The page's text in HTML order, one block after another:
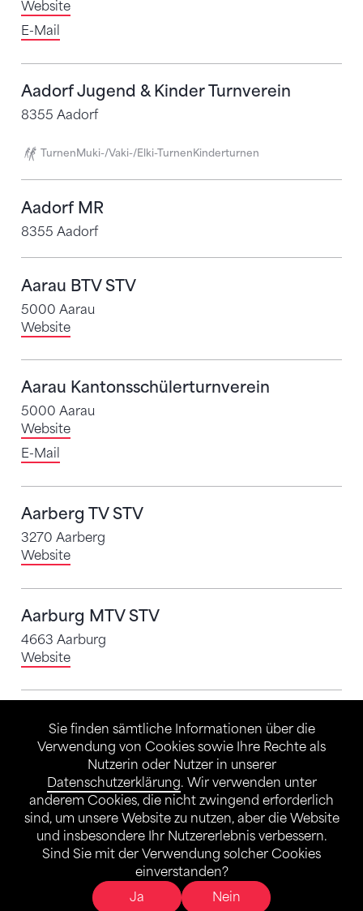
Sie finden sämtliche Informationen über die
Verwendung von Cookies sowie Ihre Rechte als
Nutzerin oder Nutzer in unserer
Datenschutzerklärung. Wir verwenden unter
anderem Cookies, die nicht zwingend erforderlich
sind, um unsere Website zu nutzen, aber die Website
und insbesondere Ihr Nutzererlebnis verbessern.
Sind Sie mit der Verwendung solcher Cookies
einverstanden?
Ja
Nein
Website
E-Mail
Aadorf Jugend & Kinder Turnverein
8355 Aadorf
Turnen Muki-/Vaki-/Elki-Turnen Kinderturnen
Aadorf MR
8355 Aadorf
Aarau BTV STV
5000 Aarau
Website
Aarau Kantonsschülerturnverein
5000 Aarau
Website
E-Mail
Aarberg TV STV
3270 Aarberg
Website
Aarburg MTV STV
4663 Aarburg
Website
Aarburg SATUS
4663 Aarburg
E-Mail
Aarwangen TV
Volleyball Muki-/Vaki-/Elki-Turnen